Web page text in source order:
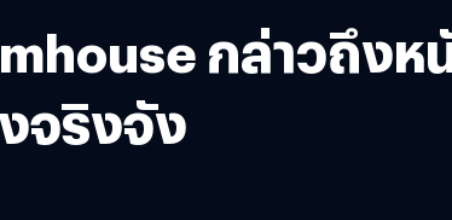
กล่าวถึง
จริงจัง